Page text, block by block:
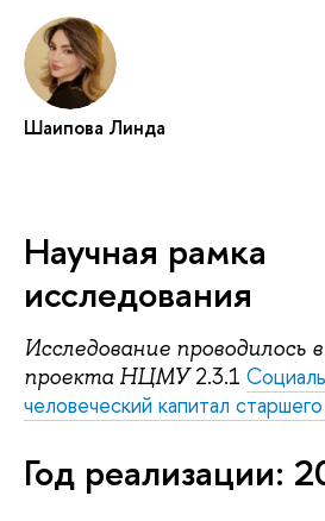
Шаипова Линда
Научная рамка
исследования
Исследование проводилось
проекта НЦМУ2.3.1
человеческий капитал
Год реализации: